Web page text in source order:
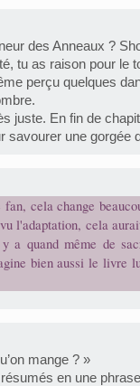
des Anneaux ?
tu as raison pour le
perçu quelques
juste. En fin de
savourer une gorgée
cela change
l'adaptation, cela
a quand même de
bien aussi le livre
mange ? »
en une